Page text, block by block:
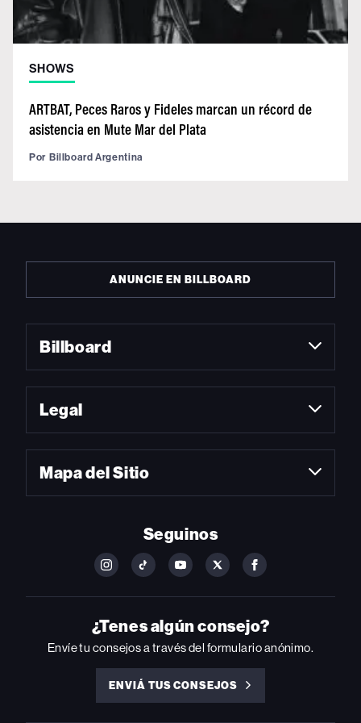
SHOWS
ARTBAT, Peces Raros y Fideles marcan un récord de
asistencia en Mute Mar del Plata
Por Billboard Argentina
ANUNCIE EN BILLBOARD
Billboard
Legal
Mapa del Sitio
Seguinos
FOLLOW
ON
INSTAGRAM
FOLLOW
ON
YOUTUBE
FOLLOW
ON
YOUTUBE
FOLLOW
ON
FOLLOW
ON
FACEBOOK
¿Tenes algún consejo?
Envíe tu consejos a través del formulario anónimo.
ENVIÁ TUS CONSEJOS
ENVIÁ